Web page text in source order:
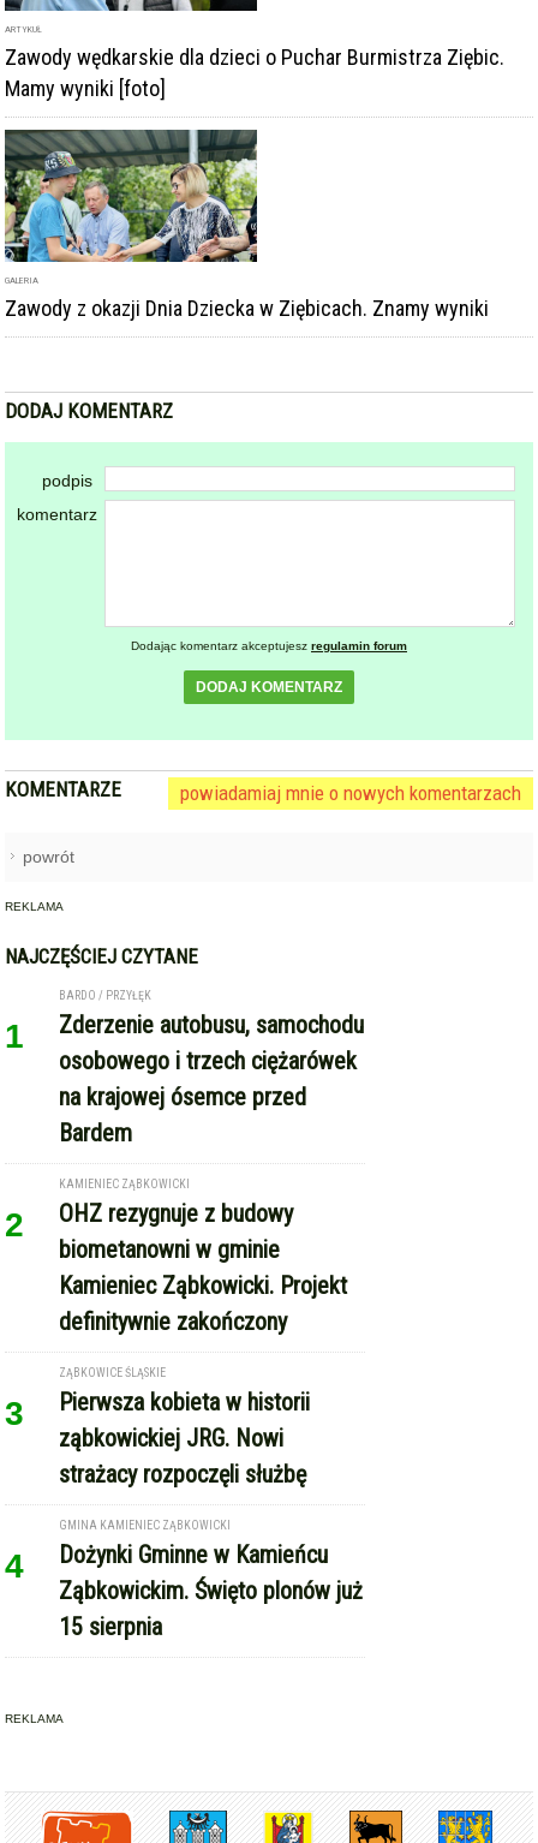
ARTYKUŁ
Zawody wędkarskie dla dzieci o Puchar Burmistrza Ziębic.
Mamy wyniki [foto]
GALERIA
Zawody z okazji Dnia Dziecka w Ziębicach. Znamy wyniki
DODAJ KOMENTARZ
podpis
komentarz
Dodając komentarz akceptujesz regulamin forum
DODAJ KOMENTARZ
KOMENTARZE powiadamiaj mnie o nowych komentarzach
powrót
REKLAMA
NAJCZĘŚCIEJ CZYTANE
1
BARDO / PRZYŁĘK
Zderzenie autobusu, samochodu
osobowego i trzech ciężarówek
na krajowej ósemce przed
Bardem
2
KAMIENIEC ZĄBKOWICKI
OHZ rezygnuje z budowy
biometanowni w gminie
Kamieniec Ząbkowicki. Projekt
definitywnie zakończony
3
ZĄBKOWICE ŚLĄSKIE
Pierwsza kobieta w historii
ząbkowickiej JRG. Nowi
strażacy rozpoczęli służbę
4
GMINA KAMIENIEC ZĄBKOWICKI
Dożynki Gminne w Kamieńcu
Ząbkowickim. Święto plonów już
15 sierpnia
REKLAMA